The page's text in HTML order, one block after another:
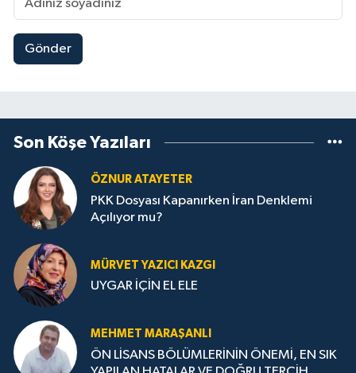
Gönder
Son Köşe Yazıları
ÖZNUR ATAYETER
PKK Dosyası Kapanırken İran Denklemi
Açılıyor mu?
MÜRVET YAZICI KAZGI
UYGAR İÇİN EL ELE
MEHMET MARAŞANLI
ÖN LİSANS BÖLÜMLERİNİN ÖNEMİ, EN SIK